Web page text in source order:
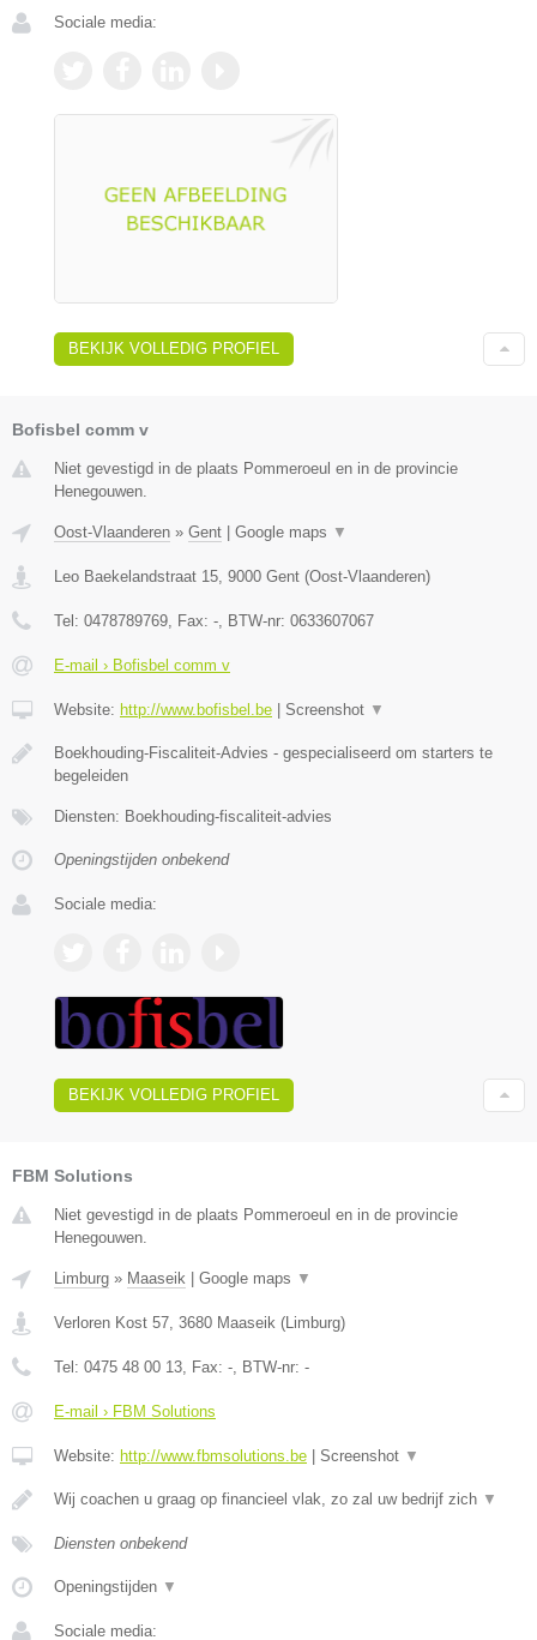
Sociale media:
BEKIJK VOLLEDIG PROFIEL
Bofisbel comm v
Niet gevestigd in de plaats Pommeroeul en in de provincie
Henegouwen.
Oost-Vlaanderen » Gent Google maps ▼
Leo Baekelandstraat 15, 9000 Gent (Oost-Vlaanderen)
Tel: 0478789769, Fax: -, BTW-nr: 0633607067
E-mail › Bofisbel comm v
Website: http://www.bofisbel.be Screenshot ▼
Boekhouding-Fiscaliteit-Advies - gespecialiseerd om starters te
begeleiden
Diensten: Boekhouding-fiscaliteit-advies
Openingstijden onbekend
Sociale media:
BEKIJK VOLLEDIG PROFIEL
FBM Solutions
Niet gevestigd in de plaats Pommeroeul en in de provincie
Henegouwen.
Limburg » Maaseik Google maps ▼
Verloren Kost 57 3680 Maaseik ( Limburg)
Tel: 0475 48 00 13 , Fax: - , BTW-nr: -
E-mail › FBM Solutions
Website: http://www.fbmsolutions.be Screenshot ▼
Wij coachen u graag op financieel vlak, zo zal uw bedrijf zich ▼
Diensten onbekend
Openingstijden ▼
Sociale media: